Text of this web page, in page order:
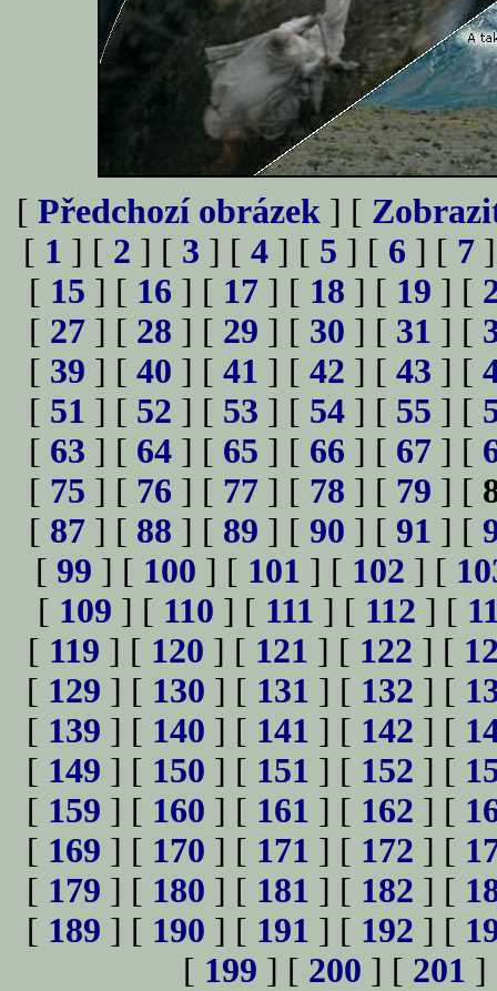
[ Předchozí obrázek ] [
[ 1 ] [ 2 ] [ 3 ] [ 4 ] [ 5 ] [ 6 ] [ 7
[ 15 ] [ 16 ] [ 17 ] [ 18 ] [ 19 ] [
[ 27 ] [ 28 ] [ 29 ] [ 30 ] [ 31 ] [
[ 39 ] [ 40 ] [ 41 ] [ 42 ] [ 43 ] [
[ 51 ] [ 52 ] [ 53 ] [ 54 ] [ 55 ] [
[ 63 ] [ 64 ] [ 65 ] [ 66 ] [ 67 ] [
[ 75 ] [ 76 ] [ 77 ] [ 78 ] [ 79 ] [
[ 87 ] [ 88 ] [ 89 ] [ 90 ] [ 91 ] [
[ 99 ] [ 100 ] [ 101 ] [ 102 ] [
[ 109 ] [ 110 ] [ 111 ] [ 112 ] [
[ 119 ] [ 120 ] [ 121 ] [ 122 ] [
[ 129 ] [ 130 ] [ 131 ] [ 132 ] [
[ 139 ] [ 140 ] [ 141 ] [ 142 ] [
[ 149 ] [ 150 ] [ 151 ] [ 152 ] [
[ 159 ] [ 160 ] [ 161 ] [ 162 ] [
[ 169 ] [ 170 ] [ 171 ] [ 172 ] [
[ 179 ] [ 180 ] [ 181 ] [ 182 ] [
[ 189 ] [ 190 ] [ 191 ] [ 192 ] [
[ 199 ] [ 200 ] [ 201 ]